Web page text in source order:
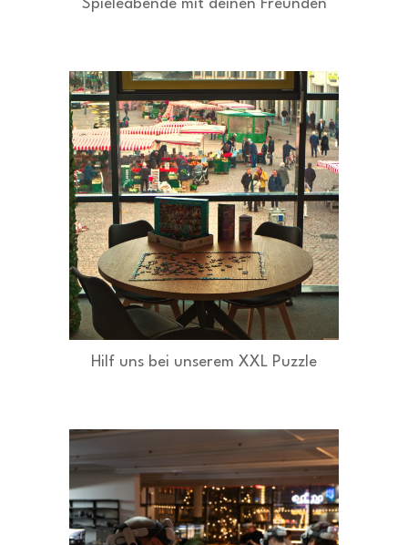
Spieleabende mit deinen Freunden
Hilf uns bei unserem XXL Puzzle